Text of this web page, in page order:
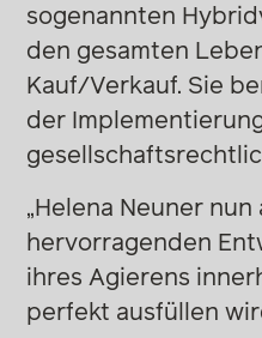
sogenannten
den gesamten
Kauf/Verkauf. Sie
der
„Helena Neuner
hervorragenden
ihres Agierens
perfekt ausfüllen